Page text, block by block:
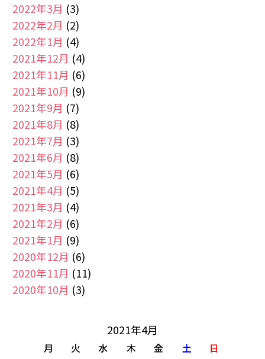
2022年3月 (3)
2022年2月 (2)
2022年1月 (4)
2021年12月 (4)
2021年11月 (6)
2021年10月 (9)
2021年9月 (7)
2021年8月 (8)
2021年7月 (3)
2021年6月 (8)
2021年5月 (6)
2021年4月 (5)
2021年3月 (4)
2021年2月 (6)
2021年1月 (9)
2020年12月 (6)
2020年11月 (11)
2020年10月 (3)
2021年4月
月 火 水 木 金 土 日